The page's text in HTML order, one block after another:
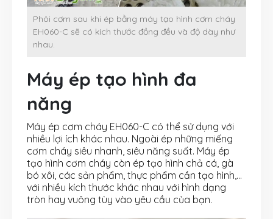
Phôi cơm sau khi ép bằng máy tạo hình cơm cháy
EH060-C sẽ có kích thước đồng đều và độ dày như
nhau.
Máy ép tạo hình đa
năng
Máy ép cơm cháy EH060-C có thể sử dụng với
nhiều lợi ích khác nhau. Ngoài ép những miếng
cơm cháy siêu nhanh, siêu năng suất. Máy ép
tạo hình cơm cháy còn ép tạo hình chả cá, gà
bó xôi, các sản phẩm, thực phẩm cần tạo hình,…
với nhiều kích thước khác nhau với hình dạng
tròn hay vuông tùy vào yêu cầu của bạn.